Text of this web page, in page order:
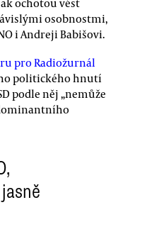
ochotou vést
osobnostmi,
i Andreji Babišovi.
pro Radiožurnál
politického hnutí
podle něj „nemůže